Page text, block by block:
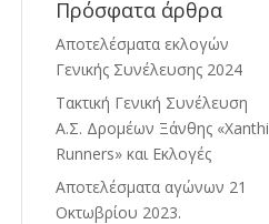
Πρόσφατα άρθρα
Αποτελέσματα εκλογών
Γενικής Συνέλευσης 2024
Τακτική Γενική Συνέλευση
Α.Σ. Δρομέων Ξάνθης «Xanthi
Runners» και Εκλογές
Αποτελέσματα αγώνων 21
Οκτωβρίου 2023.